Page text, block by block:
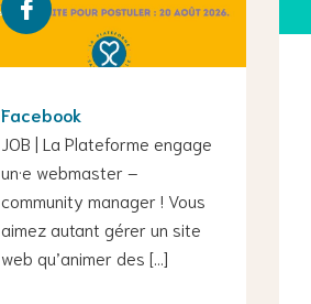
Facebook
JOB | La Plateforme engage
un·e webmaster –
community manager ! Vous
aimez autant gérer un site
web qu’animer des […]